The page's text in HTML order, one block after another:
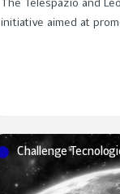
The Telespazio and
initiative aimed at
Challenge